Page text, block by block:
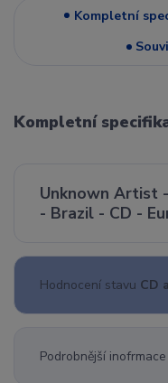
Kompletní
Kompletní
Unknown Artist
- Brazil - CD -
Hodnocení stavu CD
Podrobnější